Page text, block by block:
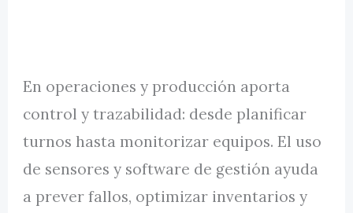
En operaciones y producción aporta
control y trazabilidad: desde planificar
turnos hasta monitorizar equipos. El uso
de sensores y software de gestión ayuda
a prever fallos, optimizar inventarios y